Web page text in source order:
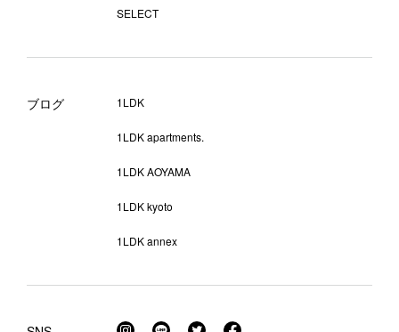
SELECT
ブログ 1LDK
1LDK apartments.
1LDK AOYAMA
1LDK kyoto
1LDK annex